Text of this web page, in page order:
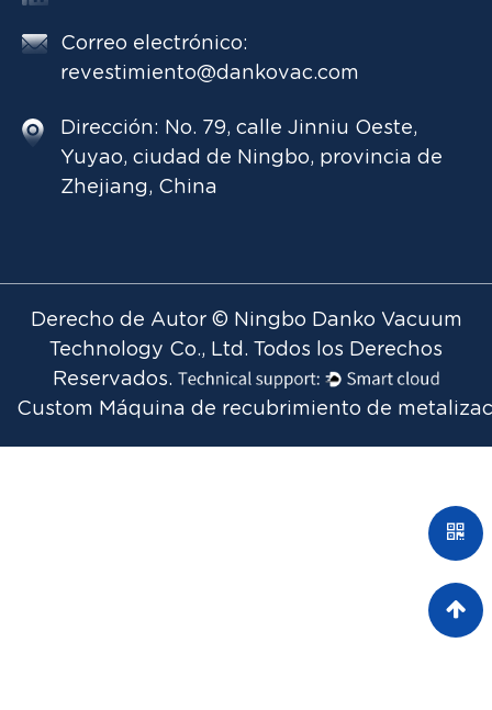
Correo electrónico:
revestimiento@dankovac.com
Dirección: No. 79, calle Jinniu Oeste,
Yuyao, ciudad de Ningbo, provincia de
Zhejiang, China
Derecho de Autor © Ningbo Danko Vacuum
Technology Co., Ltd. Todos los Derechos
Reservados.